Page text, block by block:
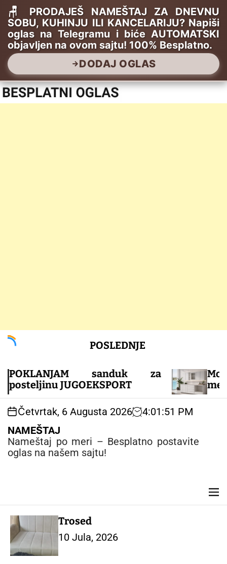
🪑 PRODAJEŠ NAMEŠTAJ ZA DNEVNU
SOBU, KUHINJU ILI KANCELARIJU? Napiši
oglas na Telegramu i biće AUTOMATSKI
objavljen na ovom sajtu! 100% Besplatno.
DODAJ OGLAS
c
POSLEDNJE
sanduk za
JUGOEKSPORT
Četvrtak, 6 Augusta 2026 4:01:51 PM
NAMEŠTAJ
Nameštaj po meri – Besplatno postavite
oglas na našem sajtu!
M
e
Trosed
10 Jula, 2026